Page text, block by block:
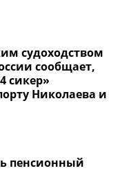
судоходством
сообщает,
сикер»
Николаева и
пенсионный